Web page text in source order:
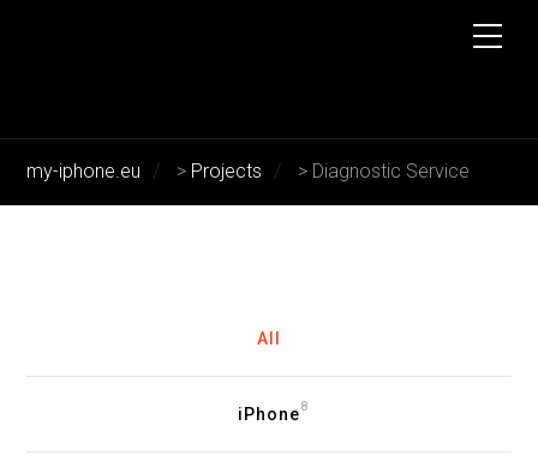
my-iphone.eu > Projects > Diagnostic Service
All
iPhone8